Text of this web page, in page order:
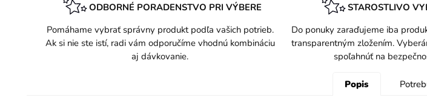
ODBORNÉ PORADENSTVO PRI VÝBERE
Pomáhame vybrať správny produkt podľa vašich potrieb.
Ak si nie ste istí, radi vám odporučíme vhodnú kombináciu
aj dávkovanie.
STAROSTLIVO
Do ponuky zaraďujeme iba
transparentným zložením.
spoľahnúť na
Popis